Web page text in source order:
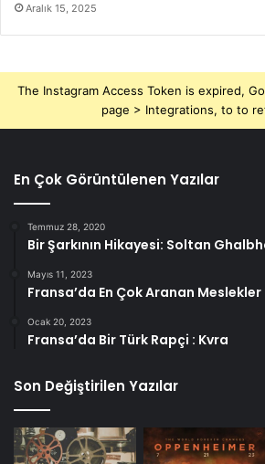
Aralık 15, 2025
The Instagram Access Token is expired,
page > Integrations, to to
En Çok Görüntülenen Yazılar
Temmuz 28, 2020
Bir Şarkının Hikayesi: Soltan
Mayıs 11, 2023
Fransa’da En Çok Aranan Meslekler
Ocak 20, 2023
Fransa’da Bir Türk Rapçi : Kvra
Son Değiştirilen Yazılar